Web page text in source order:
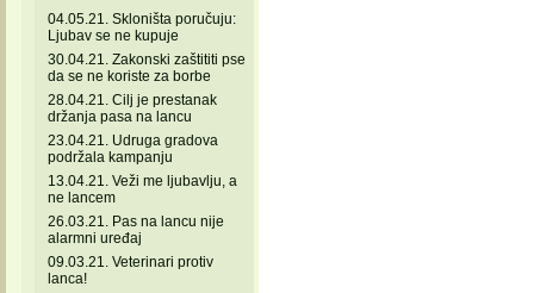
04.05.21. Skloništa poručuju:
Ljubav se ne kupuje
30.04.21. Zakonski zaštititi pse
da se ne koriste za borbe
28.04.21. Cilj je prestanak
držanja pasa na lancu
23.04.21. Udruga gradova
podržala kampanju
13.04.21. Veži me ljubavlju, a
ne lancem
26.03.21. Pas na lancu nije
alarmni uređaj
09.03.21. Veterinari protiv
lanca!